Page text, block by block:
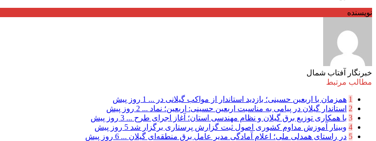
نویسنده
خبرنگار آفتاب شمال
مطالب مرتبط
1 همزمان با اربعین حسینی؛ بازدید استاندار از مواکب گیلانی در ... 1 روز پیش
2 استاندار گیلان در پیامی به مناسبت اربعین حسینی: اربعین؛ نماد ... 2 روز پیش
3 با همکاری توزیع برق گیلان و نظام مهندسی استان؛ آغاز اجرای طرح ... 3 روز پیش
4 وبینار آموزش مداوم کشوری اصول ثبت گزارش پرستاری برگزار شد 5 روز پیش
5 در راستای همدلی ملی؛ اعلام آمادگی مدیر عامل برق منطقه‌ای گیلان ... 6 روز پیش